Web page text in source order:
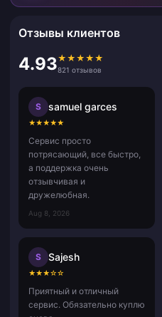
Отзывы клиентов
4.93★ ★ ★ ★ ★
821 отзывов
S samuel garces
★★★★★
Сервис просто
потрясающий, все быстро,
а поддержка очень
отзывчивая и
дружелюбная.
Aug 8, 2026
S Sajesh
★★★☆☆
Приятный и отличный
сервис. Обязательно куплю